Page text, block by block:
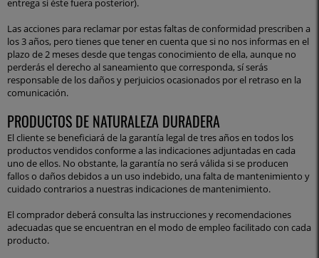
entrega si éste fuera posterior).
Las acciones para reclamar por estas faltas de conformidad prescriben a
los 3 años, pero tienes que tener en cuenta que si no nos informas en el
plazo de 2 meses desde que tengas conocimiento de ella, aunque no
perderás el derecho al saneamiento que corresponda, sí serás
responsable de los daños y perjuicios ocasionados por el retraso en la
comunicación.
PRODUCTOS DE NATURALEZA DURADERA
El cliente se beneficiará de la garantía legal de tres años en todos los
productos vendidos conforme a las indicaciones adjuntadas en cada
uno de ellos. No obstante, la garantía no será válida si se producen
fallos o daños debidos a un uso indebido, una falta de mantenimiento y
cuidado contrarios a nuestras indicaciones de mantenimiento.
El comprador deberá consulta las instrucciones y recomendaciones
adecuadas que se encuentran en el modo de empleo facilitado con cada
producto.